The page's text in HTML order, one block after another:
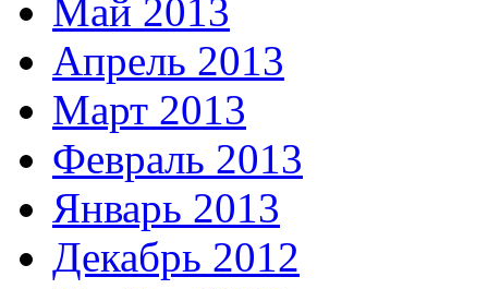
Май 2013
Апрель 2013
Март 2013
Февраль 2013
Январь 2013
Декабрь 2012